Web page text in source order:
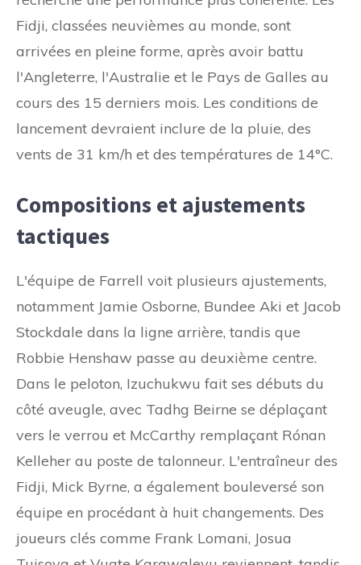
Fidji, classées neuvièmes au monde, sont
arrivées en pleine forme, après avoir battu
l'Angleterre, l'Australie et le Pays de Galles au
cours des 15 derniers mois. Les conditions de
lancement devraient inclure de la pluie, des
vents de 31 km/h et des températures de 14°C.
Compositions et ajustements
tactiques
L'équipe de Farrell voit plusieurs ajustements,
notamment Jamie Osborne, Bundee Aki et Jacob
Stockdale dans la ligne arrière, tandis que
Robbie Henshaw passe au deuxième centre.
Dans le peloton, Izuchukwu fait ses débuts du
côté aveugle, avec Tadhg Beirne se déplaçant
vers le verrou et McCarthy remplaçant Rónan
Kelleher au poste de talonneur. L'entraîneur des
Fidji, Mick Byrne, a également bouleversé son
équipe en procédant à huit changements. Des
joueurs clés comme Frank Lomani, Josua